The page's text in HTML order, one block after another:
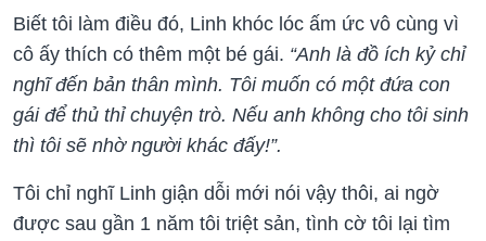
Biết tôi làm điều đó, Linh khóc lóc ấm ức vô cùng vì
cô ấy thích có thêm một bé gái. “Anh là đồ ích kỷ chỉ
nghĩ đến bản thân mình. Tôi muốn có một đứa con
gái để thủ thỉ chuyện trò. Nếu anh không cho tôi sinh
thì tôi sẽ nhờ người khác đấy!”.
Tôi chỉ nghĩ Linh giận dỗi mới nói vậy thôi, ai ngờ
được sau gần 1 năm tôi triệt sản, tình cờ tôi lại tìm